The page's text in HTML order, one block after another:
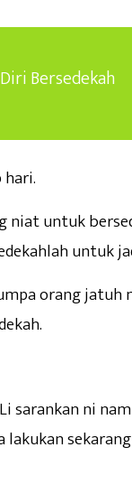
Bersedekah
hari.
niat untuk
untuk
orang jatuh
sarankan ni
lakukan